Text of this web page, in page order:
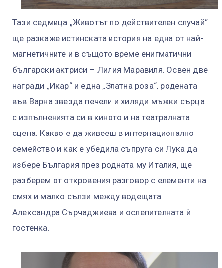
Тази седмица „Животът по действителен случай“
ще разкаже истинската история на една от най-
магнетичните и в същото време енигматични
български актриси – Лилия Маравиля. Освен две
награди „Икар“ и една „Златна роза“, родената
във Варна звезда печели и хиляди мъжки сърца
с изпълненията си в киното и на театралната
сцена. Какво е да живееш в интернационално
семейство и как е убедила съпруга си Лука да
избере България през родната му Италия, ще
разберем от откровения разговор с елементи на
смях и малко сълзи между водещата
Александра Сърчаджиева и ослепителната ѝ
гостенка.